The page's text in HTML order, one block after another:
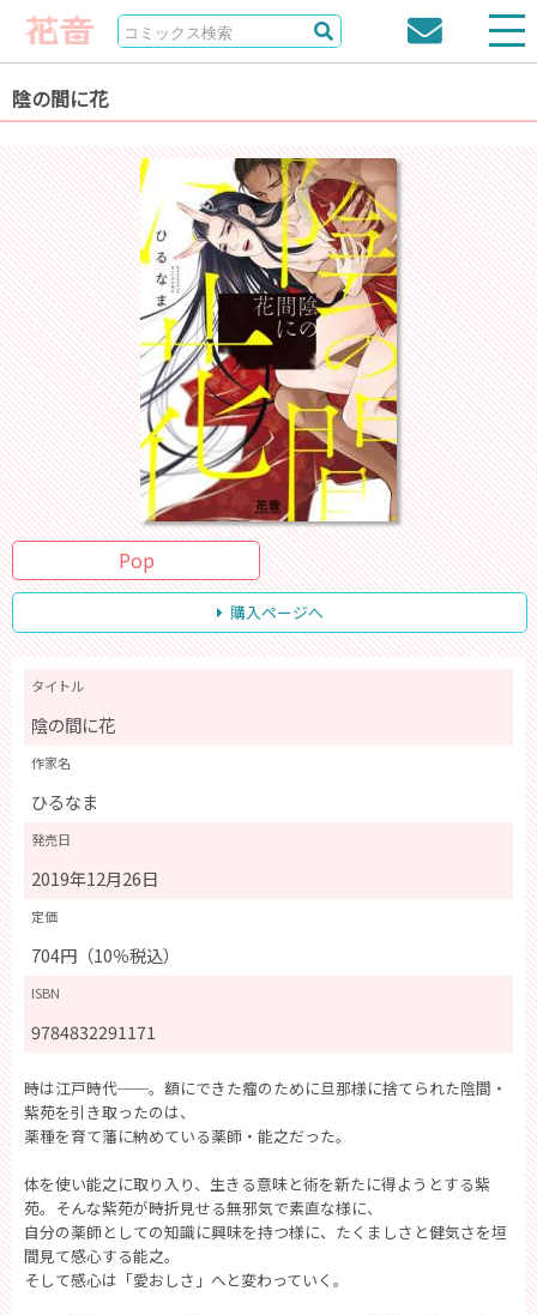
陰の間に花
Pop
購入ページへ
タイトル
陰の間に花
作家名
ひるなま
発売日
2019年12月26日
定価
704円（10％税込）
ISBN
9784832291171
時は江戸時代──。額にできた瘤のために旦那様に捨てられた陰間・
紫苑を引き取ったのは、
薬種を育て藩に納めている薬師・能之だった。
体を使い能之に取り入り、生きる意味と術を新たに得ようとする紫
苑。そんな紫苑が時折見せる無邪気で素直な様に、
自分の薬師としての知識に興味を持つ様に、たくましさと健気さを垣
間見て感心する能之。
そして感心は「愛おしさ」へと変わっていく。